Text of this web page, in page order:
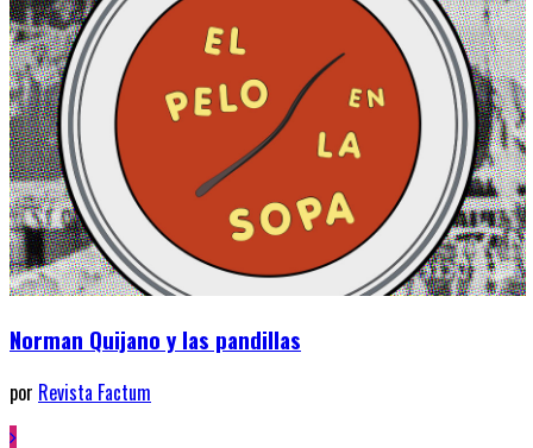
Norman Quijano y las pandillas
por Revista Factum